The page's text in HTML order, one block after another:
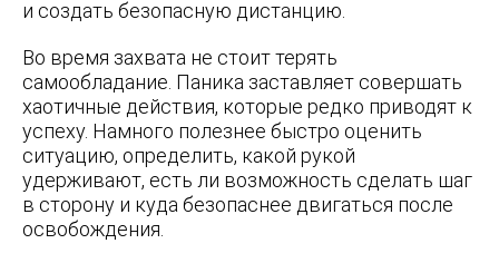
и создать безопасную дистанцию.
Во время захвата не стоит терять
самообладание. Паника заставляет совершать
хаотичные действия, которые редко приводят к
успеху. Намного полезнее быстро оценить
ситуацию, определить, какой рукой
удерживают, есть ли возможность сделать шаг
в сторону и куда безопаснее двигаться после
освобождения.